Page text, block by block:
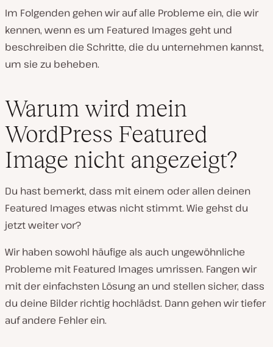
Im Folgenden gehen wir auf alle Probleme ein, die wir
kennen, wenn es um Featured Images geht und
beschreiben die Schritte, die du unternehmen kannst,
um sie zu beheben.
Warum wird mein
WordPress Featured
Image nicht angezeigt?
Du hast bemerkt, dass mit einem oder allen deinen
Featured Images etwas nicht stimmt. Wie gehst du
jetzt weiter vor?
Wir haben sowohl häufige als auch ungewöhnliche
Probleme mit Featured Images umrissen. Fangen wir
mit der einfachsten Lösung an und stellen sicher, dass
du deine Bilder richtig hochlädst. Dann gehen wir tiefer
auf andere Fehler ein.